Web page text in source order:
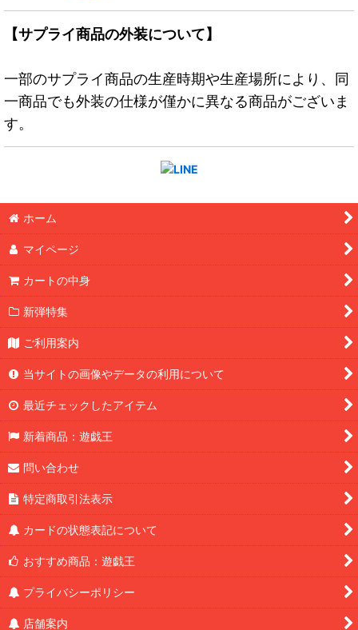
【サプライ商品の外装について】
一部のサプライ商品の生産時期や生産場所により、同
一商品でも外装の仕様が僅かに異なる商品がございま
す。
ホーム
マイページ
カートの中身
新弾特集
ご利用案内
当サイトの画像やデータの利用について
最近チェックしたアイテム
新着商品：遊戯王
問い合わせ
特定商取引法表示
カードの状態表記について
おすすめ商品：遊戯王
プライバシーポリシー
店舗案内